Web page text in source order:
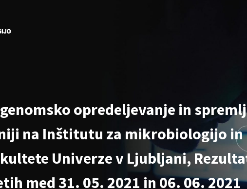
opredeljevanje in
na Inštitutu za mikrobiologijo
Univerze v Ljubljani,
med 31. 05. 2021 in 06. 06. 2021